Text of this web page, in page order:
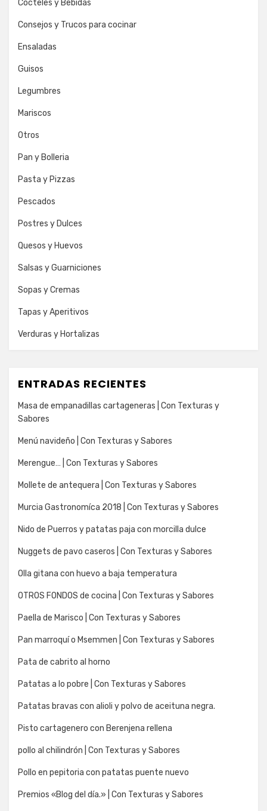
Cocteles y Bebidas
Consejos y Trucos para cocinar
Ensaladas
Guisos
Legumbres
Mariscos
Otros
Pan y Bolleria
Pasta y Pizzas
Pescados
Postres y Dulces
Quesos y Huevos
Salsas y Guarniciones
Sopas y Cremas
Tapas y Aperitivos
Verduras y Hortalizas
ENTRADAS RECIENTES
Masa de empanadillas cartageneras | Con Texturas y
Sabores
Menú navideño | Con Texturas y Sabores
Merengue… | Con Texturas y Sabores
Mollete de antequera | Con Texturas y Sabores
Murcia Gastronomíca 2018 | Con Texturas y Sabores
Nido de Puerros y patatas paja con morcilla dulce
Nuggets de pavo caseros | Con Texturas y Sabores
Olla gitana con huevo a baja temperatura
OTROS FONDOS de cocina | Con Texturas y Sabores
Paella de Marisco | Con Texturas y Sabores
Pan marroquí o Msemmen | Con Texturas y Sabores
Pata de cabrito al horno
Patatas a lo pobre | Con Texturas y Sabores
Patatas bravas con alioli y polvo de aceituna negra.
Pisto cartagenero con Berenjena rellena
pollo al chilindrón | Con Texturas y Sabores
Pollo en pepitoria con patatas puente nuevo
Premios «Blog del día.» | Con Texturas y Sabores